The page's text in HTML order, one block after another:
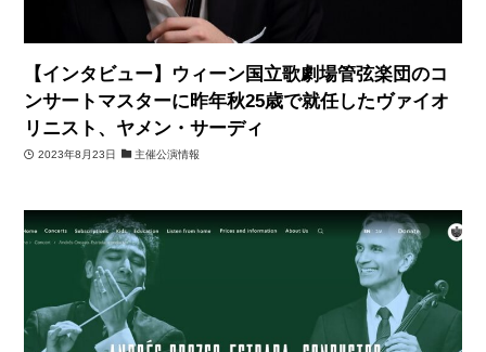
【インタビュー】ウィーン国立歌劇場管弦楽団のコ
ンサートマスターに昨年秋25歳で就任したヴァイオ
リニスト、ヤメン・サーディ
2023年8月23日 主催公演情報